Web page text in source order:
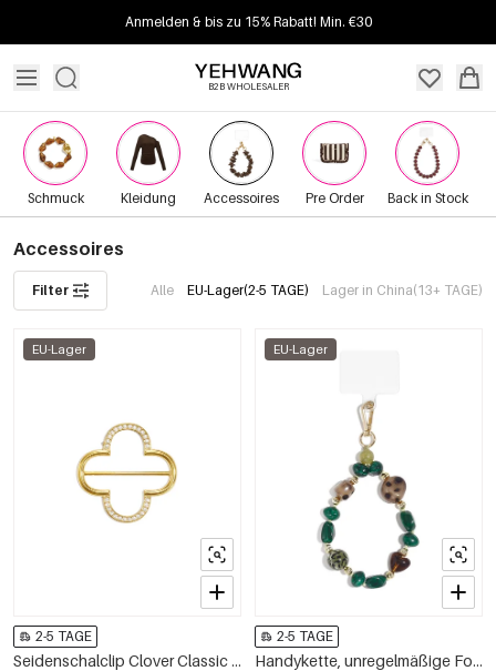
Anmelden & bis zu 15% Rabatt! Min. €30
B2B WHOLESALER
Schmuck Kleidung Accessoires Pre Order Back in Stock
Accessoires
Filter Alle EU-Lager(2-5 TAGE) Lager in China(13+ TAGE)
EU-Lager
2-5 TAGE
Seidenschalclip Clover Classic Edelstahl Alltagsaccessoires
EU-Lager
2-5 TAGE
Handykette, unregelmäßige Form, schlichtes Acryl, Alltagsaccessoire